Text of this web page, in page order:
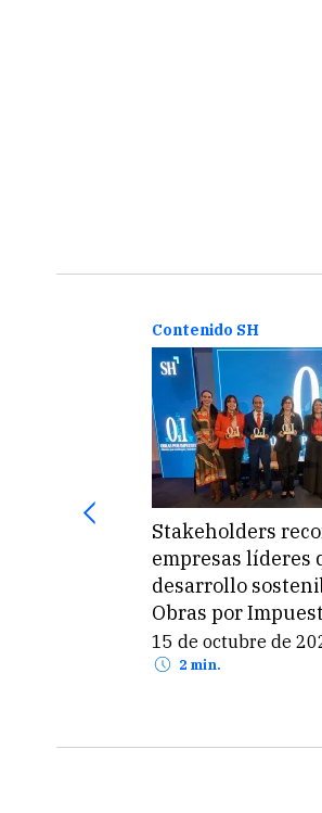
Contenido SH
Stakeholders
empresas líderes
desarrollo
Obras por
15 de octubre de
2 min.